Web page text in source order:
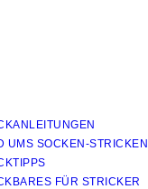
UMS SOCKEN-STRICKEN
FÜR STRICKER